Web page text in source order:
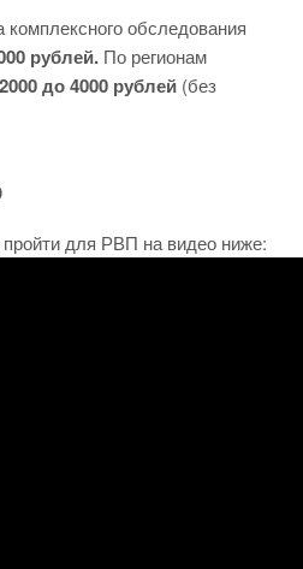
комплексного обследования
рублей. По регионам
до 4000 рублей (без
для РВП на видео ниже: